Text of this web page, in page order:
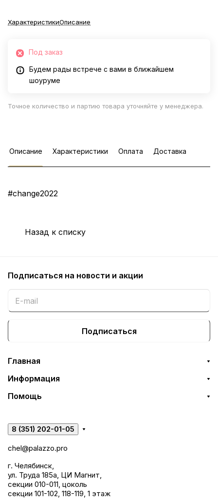
ХарактеристикиОписание
Под заказ
Будем рады встрече с вами в ближайшем
шоуруме
Точное количество и партию товара уточняйте у менеджера.
Описание Характеристики Оплата Доставка
#change2022
Назад к списку
Подписаться на новости и акции
Подписаться
Главная
Информация
Помощь
8 (351) 202-01-05
chel@palazzo.pro
г. Челябинск,
ул. Труда 185а, ЦИ Магнит,
секции 010-011, цоколь
секции 101-102, 118-119, 1 этаж